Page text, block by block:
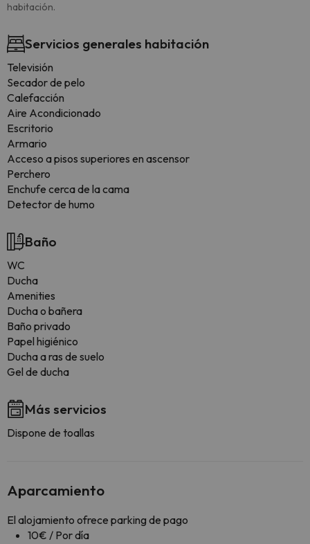
habitación.
Servicios generales habitación
Televisión
Secador de pelo
Calefacción
Aire Acondicionado
Escritorio
Armario
Acceso a pisos superiores en ascensor
Perchero
Enchufe cerca de la cama
Detector de humo
Baño
WC
Ducha
Amenities
Ducha o bañera
Baño privado
Papel higiénico
Ducha a ras de suelo
Gel de ducha
Más servicios
Dispone de toallas
Aparcamiento
El alojamiento ofrece parking de pago
10€ / Por día